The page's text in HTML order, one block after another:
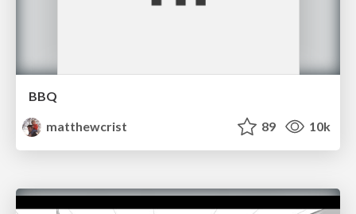
BBQ
matthewcrist
89 10k